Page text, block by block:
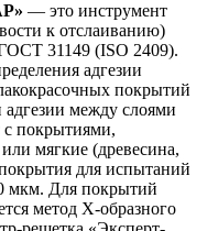
— это инструмент
к отслаиванию)
31149 (ISO 2409).
адгезии
покрытий
между слоями
с покрытиями,
мягкие (древесина,
для испытаний
мкм. Для покрытий
метод Х-образного